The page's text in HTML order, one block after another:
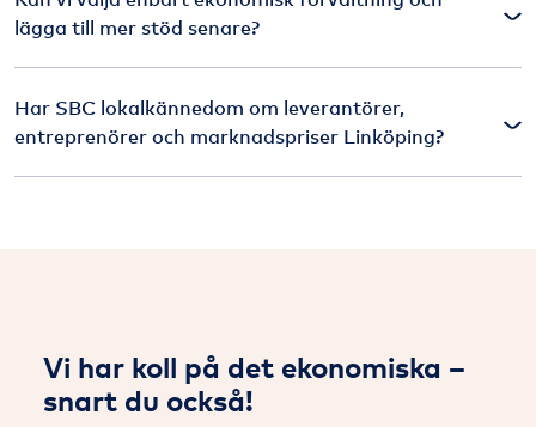
lägga till mer stöd senare?
Har SBC lokalkännedom om leverantörer,
entreprenörer och marknadspriser Linköping?
Vi har koll på det ekonomiska –
snart du också!